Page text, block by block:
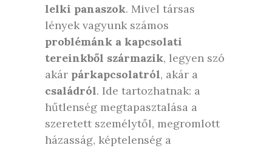
lelki panaszok. Mivel társas
lények vagyunk számos
problémánk a kapcsolati
tereinkből származik, legyen szó
akár párkapcsolatról, akár a
családról. Ide tartozhatnak: a
hűtlenség megtapasztalása a
szeretett személytől, megromlott
házasság, képtelenség a